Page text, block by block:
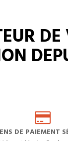
DE
DE PAIEMENT